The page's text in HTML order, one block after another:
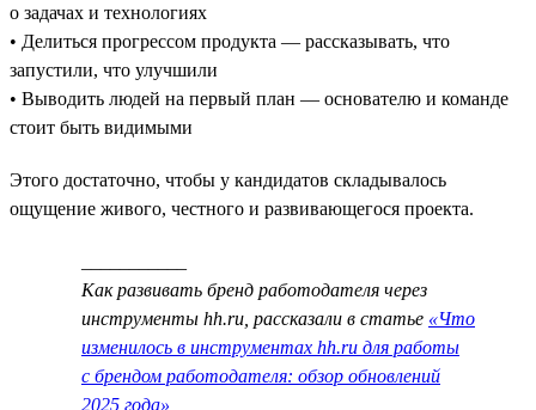
о задачах и технологиях
• Делиться прогрессом продукта — рассказывать, что
запустили, что улучшили
• Выводить людей на первый план — основателю и команде
стоит быть видимыми
Этого достаточно, чтобы у кандидатов складывалось
ощущение живого, честного и развивающегося проекта.
Как развивать бренд работодателя через
инструменты hh.ru, рассказали в статье «Что
изменилось в инструментах hh.ru для работы
с брендом работодателя: обзор обновлений
2025 года»